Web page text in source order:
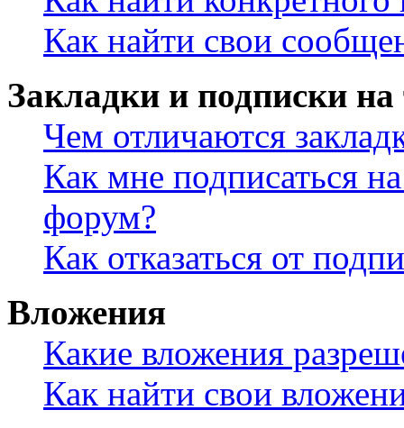
Как найти свои
Закладки и подписки
Чем отличаются
Как мне подписаться
форум?
Как отказаться от
Вложения
Какие вложения
Как найти свои